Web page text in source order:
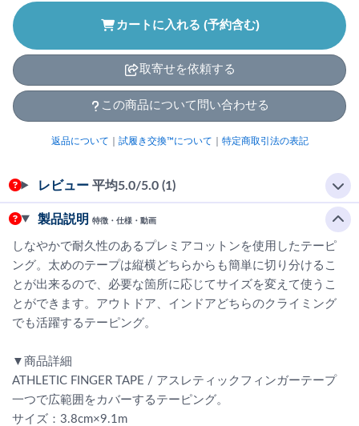
カートに入れる (予約含む)
取寄せを依頼する
この商品について問い合わせる
返品について 試履き交換™について 特定商取引法の表記
レビュー 平均5.0/5.0 (1)
製品説明 特徴・仕様・動画
しなやかで耐久性のあるプレミアコットンを使用したテーピ
ング。太めのテープは縦横どちらからも簡単に切り分けるこ
とが出来るので、必要な箇所に応じてサイズを変えて使うこ
とができます。アウトドア、インドアどちらのクライミング
でも活躍するテーピング。
▼商品詳細
ATHLETIC FINGER TAPE / アスレティックフィンガーテープ
一つで広範囲をカバーするテーピング。
サイズ：3.8cm×9.1m